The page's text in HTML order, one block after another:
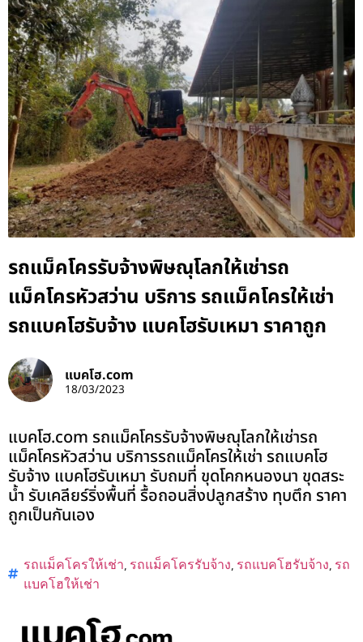
รถแม็คโครรับจ้างพิษณุโลกให้เช่ารถ
แม็คโครหัวสว่าน บริการ รถแม็คโครให้เช่า
รถแบคโฮรับจ้าง แบคโฮรับเหมา ราคาถูก
แบคโฮ.com
18/03/2023
แบคโฮ.com รถแม็คโครรับจ้างพิษณุโลกให้เช่ารถ
แม็คโครหัวสว่าน บริการรถแม็คโครให้เช่า รถแบคโฮ
รับจ้าง แบคโฮรับเหมา รับถมที่ ขุดโคกหนองนา ขุดสระ
น้ำ รับเคลียร์ริ่งพื้นที่ รื้อถอนสิ่งปลูกสร้าง ทุบตึก ราคา
ถูกเป็นกันเอง
รถแม็คโครให้เช่า, รถแม็คโครรับจ้าง, รถแบคโฮรับจ้าง, รถ
แบคโฮให้เช่า